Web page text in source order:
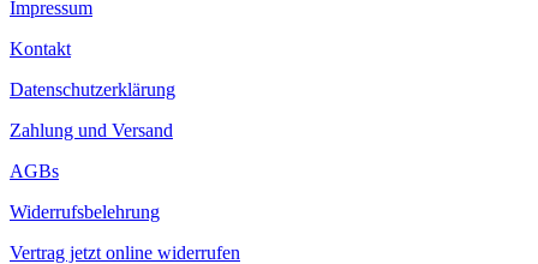
Impressum
Kontakt
Datenschutzerklärung
Zahlung und Versand
AGBs
Widerrufsbelehrung
Vertrag jetzt online widerrufen